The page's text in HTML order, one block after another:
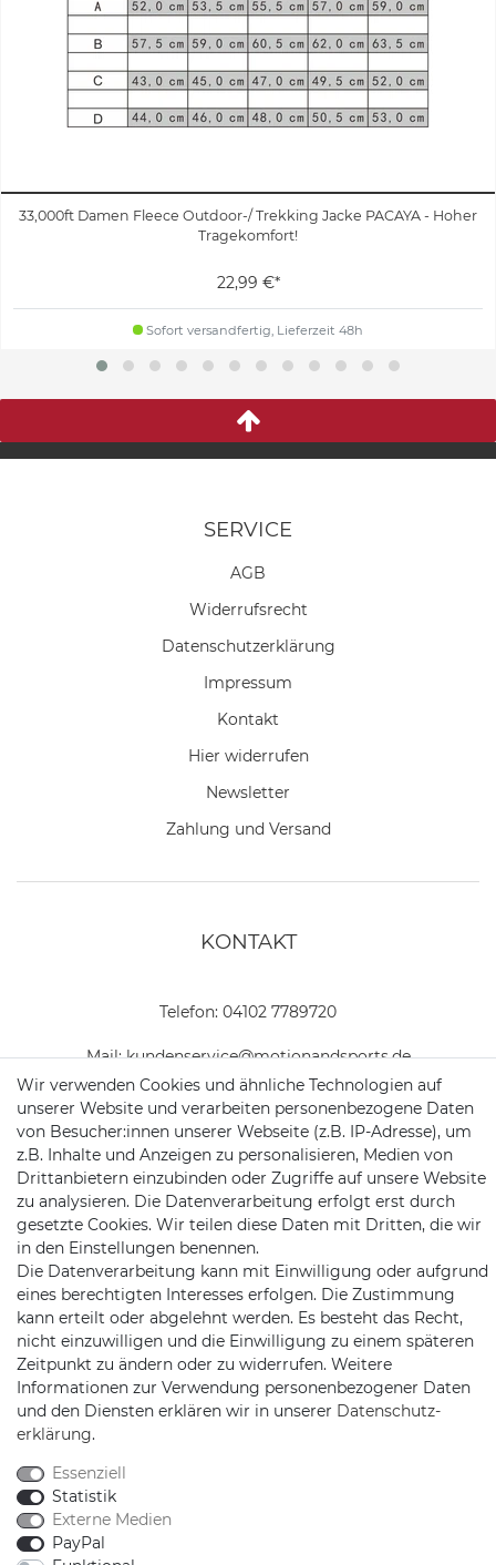
33,000ft Damen Fleece Outdoor-/ Trekking Jacke PACAYA - Hoher
Tragekomfort!
22,99 €*
Sofort versandfertig, Lieferzeit 48h
SERVICE
AGB
Widerrufs­recht
Daten­schutz­erklärung
Impressum
Kontakt
Hier widerrufen
Newsletter
Zahlung und Versand
KONTAKT
Telefon: 04102 7789720
Mail:kundenservice@motionandsports.de
Jochim-Klindt-Str. 5
22926 Ahrensburg
Schnellversand auf Facebook
Schnellversand auf Twitter
Schnellversand auf YouTube
Schnellversand auf
Schnellversand
2026 Schnellversand
Wir verwenden Cookies und ähnliche Technologien auf
unserer Website und verarbeiten personenbezogene Daten
von Besucher:innen unserer Webseite (z.B. IP-Adresse), um
z.B. Inhalte und Anzeigen zu personalisieren, Medien von
Drittanbietern einzubinden oder Zugriffe auf unsere Website
zu analysieren. Die Datenverarbeitung erfolgt erst durch
gesetzte Cookies. Wir teilen diese Daten mit Dritten, die wir
in den Einstellungen benennen.
Die Datenverarbeitung kann mit Einwilligung oder aufgrund
eines berechtigten Interesses erfolgen. Die Zustimmung
kann erteilt oder abgelehnt werden. Es besteht das Recht,
nicht einzuwilligen und die Einwilligung zu einem späteren
Zeitpunkt zu ändern oder zu widerrufen. Weitere
Informationen zur Verwendung personenbezogener Daten
und den Diensten erklären wir in unserer Daten­schutz­
erklärung.
Essenziell
Statistik
Externe Medien
PayPal